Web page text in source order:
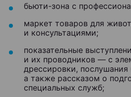
бьюти-зона с
маркет товаров для
и консультациями;
показательные
и их проводников — с
дрессировки,
а также рассказом о
специальных служб;